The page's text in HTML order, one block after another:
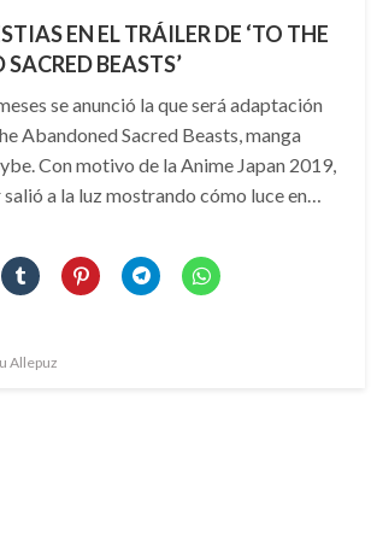
EN EL TRÁILER DE ‘TO THE
BEASTS’
se anunció la que será adaptación
Abandoned Sacred Beasts, manga
Con motivo de la Anime Japan 2019,
a la luz mostrando cómo luce en…
Allepuz